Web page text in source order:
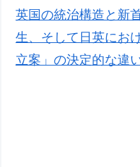
英国の統治構造と新
生、そして日英にお
立案」の決定的な違